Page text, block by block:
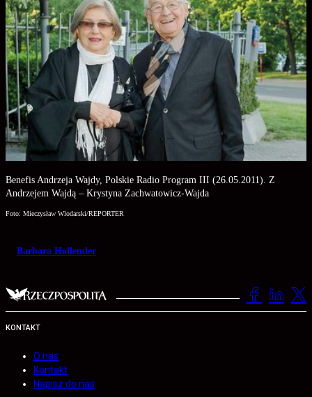
Benefis Andrzeja Wajdy, Polskie Radio Program III (26.05.2011). Z
Andrzejem Wajdą – Krystyna Zachwatowicz-Wajda
Foto: Mieczysław Wlodarski/REPORTER
Barbara Hollender
KONTAKT
O nas
Kontakt
Napisz do nas